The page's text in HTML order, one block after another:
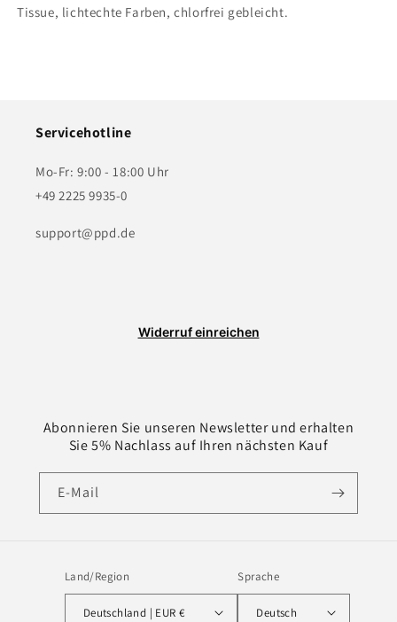
Tissue, lichtechte Farben, chlorfrei gebleicht.
Servicehotline
Mo-Fr: 9:00 - 18:00 Uhr
+49 2225 9935-0
support@ppd.de
Widerruf einreichen
Abonnieren Sie unseren Newsletter und erhalten
Sie 5% Nachlass auf Ihren nächsten Kauf
E-Mail
Land/Region
Deutschland | EUR €
Sprache
Deutsch